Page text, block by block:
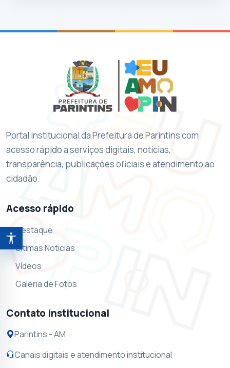
Abrir ferramentas de acessibilidade
Portal institucional da Prefeitura de Parintins com
acesso rápido a serviços digitais, notícias,
transparência, publicações oficiais e atendimento ao
cidadão.
Acesso rápido
Destaque
Ultimas Noticias
Vídeos
Galeria de Fotos
Contato institucional
Parintins - AM
Canais digitais e atendimento institucional